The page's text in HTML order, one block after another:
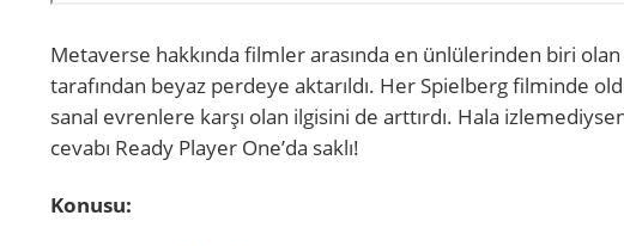
Metaverse hakkında filmler arasında en ünlülerinden biri
tarafından beyaz perdeye aktarıldı. Her Spielberg filminde
sanal evrenlere karşı olan ilgisini de arttırdı. Hala
cevabı Ready Player One’da saklı!
Konusu: